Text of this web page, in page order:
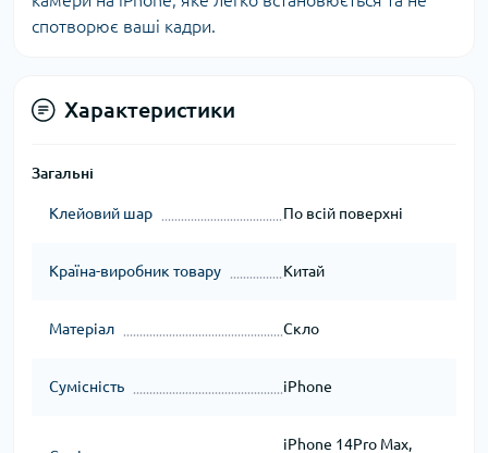
спотворює ваші кадри.
Характеристики
Загальні
Клейовий шар По всій поверхні
Країна-виробник товару Китай
Матеріал Скло
Сумісність iPhone
iPhone 14Pro Max,